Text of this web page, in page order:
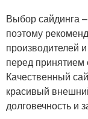
Выбор сайдинга
поэтому
производителей
перед принятием
Качественный
красивый
долговечность и